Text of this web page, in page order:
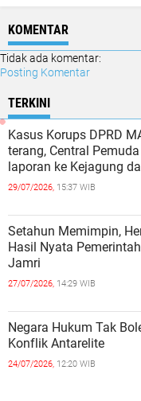
KOMENTAR
Tidak ada komentar:
Posting Komentar
TERKINI
Kasus Korups DPRD
terang, Central
laporan ke Kejagung
29/07/2026, 15:37 WIB
Setahun Memimpin,
Hasil Nyata
Jamri
27/07/2026, 14:29 WIB
Negara Hukum Tak
Konflik Antarelite
24/07/2026, 12:20 WIB